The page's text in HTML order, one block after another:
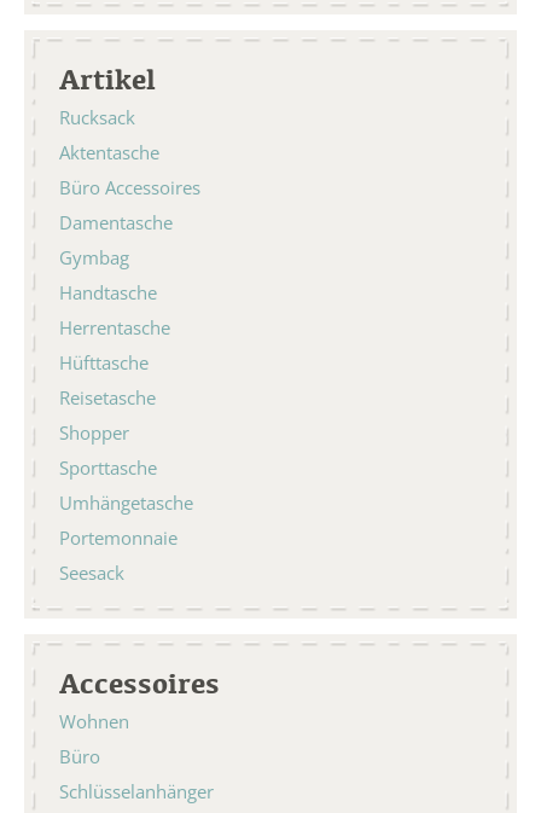
Artikel
Rucksack
Aktentasche
Büro Accessoires
Damentasche
Gymbag
Handtasche
Herrentasche
Hüfttasche
Reisetasche
Shopper
Sporttasche
Umhängetasche
Portemonnaie
Seesack
Accessoires
Wohnen
Büro
Schlüsselanhänger